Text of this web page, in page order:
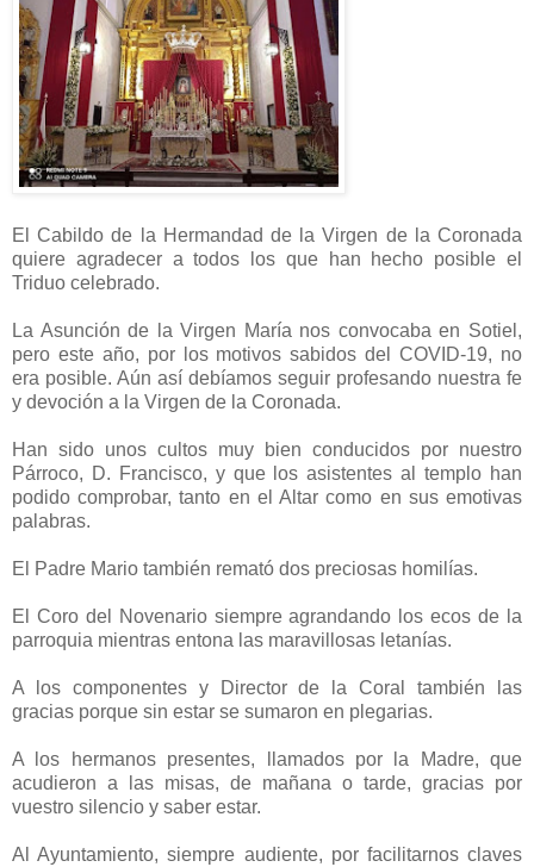
El Cabildo de la Hermandad de la Virgen de la Coronada
quiere agradecer a todos los que han hecho posible el
Triduo celebrado.
La Asunción de la Virgen María nos convocaba en Sotiel,
pero este año, por los motivos sabidos del COVID-19, no
era posible. Aún así debíamos seguir profesando nuestra fe
y devoción a la Virgen de la Coronada.
Han sido unos cultos muy bien conducidos por nuestro
Párroco, D. Francisco, y que los asistentes al templo han
podido comprobar, tanto en el Altar como en sus emotivas
palabras.
El Padre Mario también remató dos preciosas homilías.
El Coro del Novenario siempre agrandando los ecos de la
parroquia mientras entona las maravillosas letanías.
A los componentes y Director de la Coral también las
gracias porque sin estar se sumaron en plegarias.
A los hermanos presentes, llamados por la Madre, que
acudieron a las misas, de mañana o tarde, gracias por
vuestro silencio y saber estar.
Al Ayuntamiento, siempre audiente, por facilitarnos claves